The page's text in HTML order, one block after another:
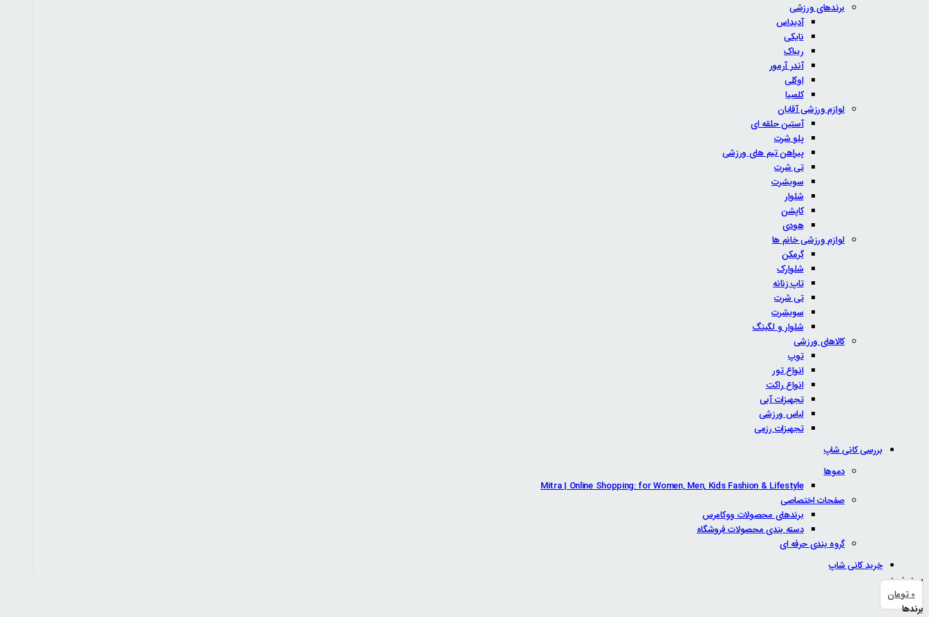
برندهای ورزشی
آدیداس
نایکی
ریباک
آندر آرمور
اوکلی
کلمبیا
لوازم ورزشی آقایان
آستین حلقه ای
پلو شرت
پیراهن تیم های ورزشی
تی شرت
سویشرت
شلوار
کاپشن
هودی
لوازم ورزشی خانم ها
گرمکن
شلوارک
تاپ زنانه
تی شرت
سویشرت
شلوار و لگینگ
کالاهای ورزشی
توپ
انواع تور
انواع راکت
تجهیزات آبی
لباس ورزشی
تجهیزات رزمی
بررسی کانی شاپ
دموها
Mitra | Online Shopping: for Women, Men, Kids Fashion & Lifestyle
صفحات اختصاصی
برندهای محصولات ووکامرس
دسته بندی محصولات فروشگاه
گروه بندی حرفه ای
خرید کانی شاپ
سبد خرید
0تومان
برندها